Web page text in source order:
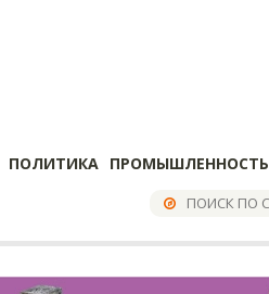
ПОЛИТИКА ПРОМЫШЛЕННОСТЬ